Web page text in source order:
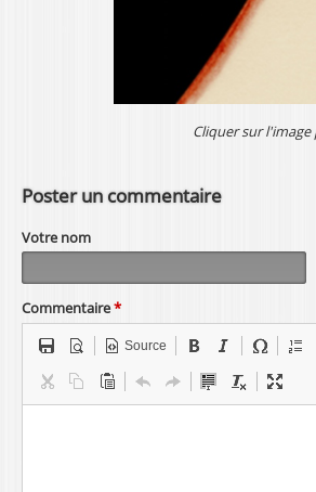
Cliquer sur
Poster un commentaire
Votre nom
Commentaire*
Source